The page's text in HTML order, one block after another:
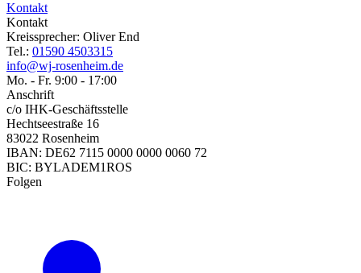
Kontakt
Kontakt
Kreissprecher: Oliver End
Tel.: 01590 4503315
info@wj-rosenheim.de
Mo. - Fr. 9:00 - 17:00
Anschrift
c/o IHK-Geschäftsstelle
Hechtseestraße 16
83022 Rosenheim
IBAN: DE62 7115 0000 0000 0060 72
BIC: BYLADEM1ROS
Folgen